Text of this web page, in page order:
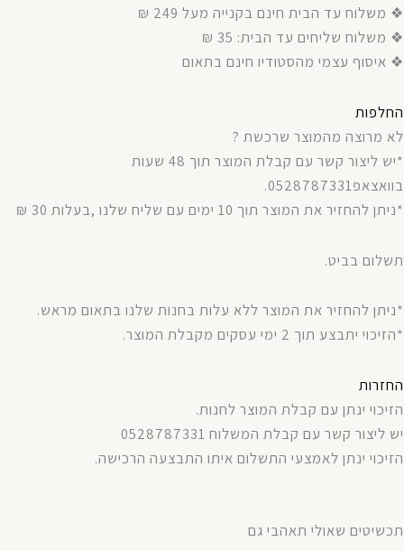
❖ משלוח עד הבית חינם בקנייה מעל 249 ₪
❖ משלוח שליחים עד הבית: 35 ₪
❖ איסוף עצמי מהסטודיו חינם בתאום
החלפות
לא מרוצה מהמוצר שרכשת ?
*יש ליצור קשר עם קבלת המוצר תוך 48 שעות
בוואצאפ0528787331.
*ניתן להחזיר את המוצר תוך 10 ימים עם שליח שלנו ,בעלות 30 ₪
תשלום בביט.
*ניתן להחזיר את המוצר ללא עלות בחנות שלנו בתאום מראש.
*הזיכוי יתבצע תוך 2 ימי עסקים מקבלת המוצר.
החזרות
הזיכוי ינתן עם קבלת המוצר לחנות.
יש ליצור קשר עם קבלת המשלוח 0528787331
הזיכוי ינתן לאמצעי התשלום איתו התבצעה הרכישה.
תכשיטים שאולי תאהבי גם